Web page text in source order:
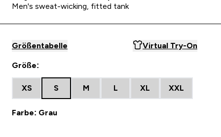
Men's sweat-wicking, fitted tank
Größentabelle Virtual Try-On
Größe:
XS S M L XL XXL
Farbe: Grau